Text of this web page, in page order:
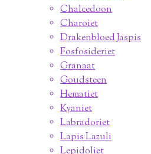
Chalcedoon
Charoiet
Drakenbloed Jaspis
Fosfosideriet
Granaat
Goudsteen
Hematiet
Kyaniet
Labradoriet
Lapis Lazuli